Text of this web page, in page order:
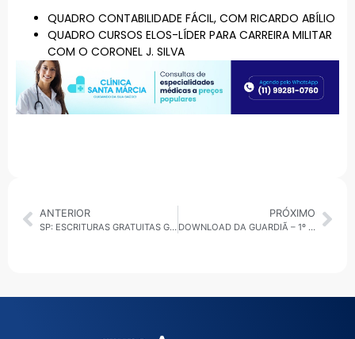
QUADRO CONTABILIDADE FÁCIL, COM RICARDO ABÍLIO
QUADRO CURSOS ELOS-LÍDER PARA CARREIRA MILITAR
COM O CORONEL J. SILVA
ANTERIOR
SP: ESCRITURAS GRATUITAS GARANTEM POSSE LEGAL A MORADORES DA CAPITAL
PRÓXIMO
DOWNLOAD DA GUARDIÃ – 1º 30 MINUTOS – 05.05.25 • ALTO TIETÊ – SP